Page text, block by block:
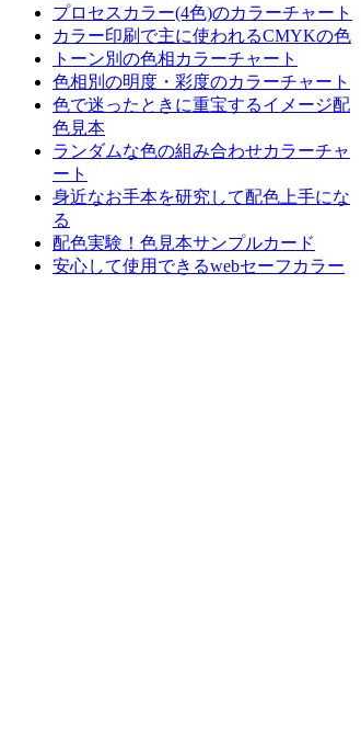
プロセスカラー(4色)のカラーチャート
カラー印刷で主に使われるCMYKの色
トーン別の色相カラーチャート
色相別の明度・彩度のカラーチャート
色で迷ったときに重宝するイメージ配
色見本
ランダムな色の組み合わせカラーチャ
ート
身近なお手本を研究して配色上手にな
る
配色実験！色見本サンプルカード
安心して使用できるwebセーフカラー